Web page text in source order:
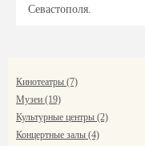
Севастополя.
Кинотеатры (7)
Музеи (19)
Культурные центры (2)
Концертные залы (4)